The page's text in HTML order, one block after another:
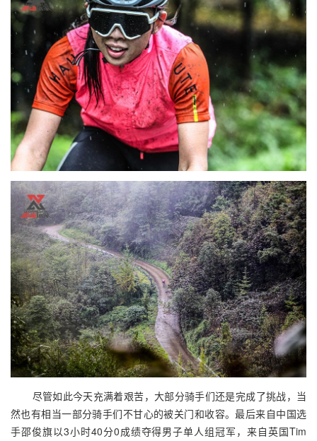
尽管如此今天充满着艰苦，大部分骑手们还是完成了挑战，当
然也有相当一部分骑手们不甘心的被关门和收容。最后来自中国选
手邵俊旗以3小时40分0成绩夺得男子单人组冠军，来自英国Tim